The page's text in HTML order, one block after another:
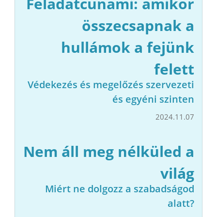
összecsapnak a
hullámok a fejünk
felett
Védekezés és megelőzés szervezeti
és egyéni szinten
2024.11.07
Nem áll meg nélküled a
világ
Miért ne dolgozz a szabadságod
alatt?